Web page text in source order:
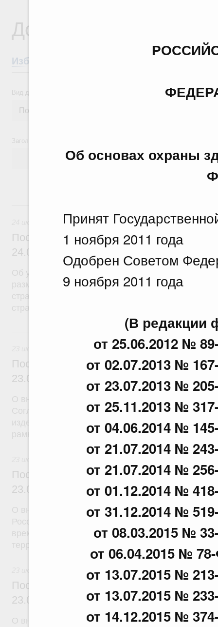
Об основах охраны
Принят
1 ноября 2011 года
Одобрен
9 ноября 2011 года
(В редакции
от 25.06.2012 №
от 02.07.2013 №
от 23.07.2013 №
от 25.11.2013 №
от 04.06.2014 №
от 21.07.2014 №
от 21.07.2014 №
от 01.12.2014 №
от 31.12.2014 №
от 08.03.2015 №
от 06.04.2015 №
от 13.07.2015 №
от 13.07.2015 №
от 14.12.2015 №
Документы
Избранные документы со справками к
Вид документа
Заголовок или текст документа
Постановление Правительства
24.07.2026 г. № 933
размещения средств резерва Фонда
23 июля, четверг
Постановление Правительства
23.07.2026 г. № 927
Соглашение о единых принципах и правилах
изделий (изделий медицинского назначения и
рамках Евразийского экономического союза от
Постановление Правительства
23.07.2026 г. № 926
О внесении на ратификацию Соглашения между
временной трудовой деятельности граждан
Постановление Правительства
23.07.2026 г. № 928
О внесении изменений в постановление